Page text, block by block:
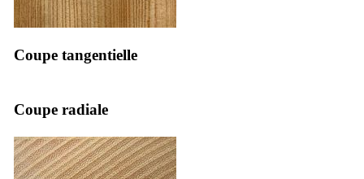
Coupe tangentielle
Coupe radiale